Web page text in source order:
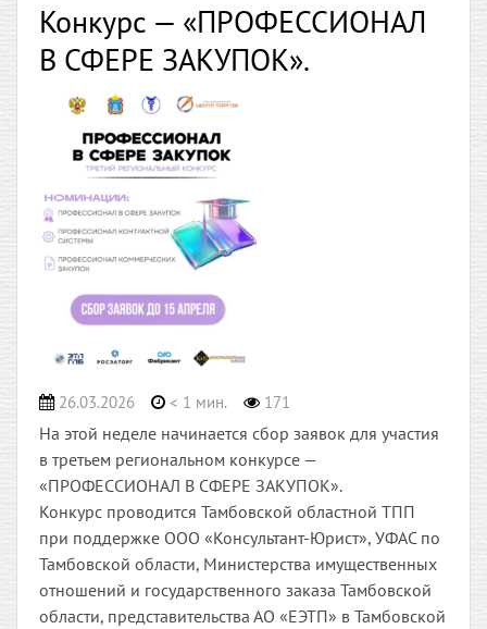
Конкурс — «ПРОФЕССИОНАЛ
В СФЕРЕ ЗАКУПОК».
26.03.2026 < 1 мин. 171
На этой неделе начинается сбор заявок для участия
в третьем региональном конкурсе —
«ПРОФЕССИОНАЛ В СФЕРЕ ЗАКУПОК».
Конкурс проводится Тамбовской областной ТПП
при поддержке ООО «Консультант-Юрист», УФАС по
Тамбовской области, Министерства имущественных
отношений и государственного заказа Тамбовской
области, представительства АО «ЕЭТП» в Тамбовской